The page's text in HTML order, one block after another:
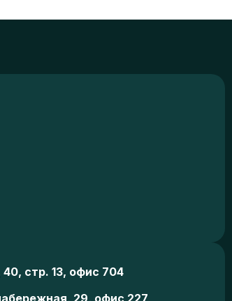
стр. 13, офис 704
29, офис 227